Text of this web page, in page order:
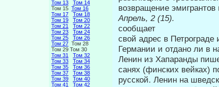
Том 13
Том 14
Том 15 Том 16
Том 17
Том 18
Том 19
Том 20
Том 21
Том 22
Том 23
Том 24
Том 25
Том 26
Том 27 Том 28
Том 29 Том 30
Том 31
Том 32
Том 33
Том 34
Том 35
Том 36
Том 37
Том 38
Том 39
Том 40
Том 41
Том 42
возвращение
Апрель, 2
сообщает
свой адрес в Петрограде
Германии и отдано ли в
Ленин из Хапаранды
санях (финских вейках)
русской. Ленин на